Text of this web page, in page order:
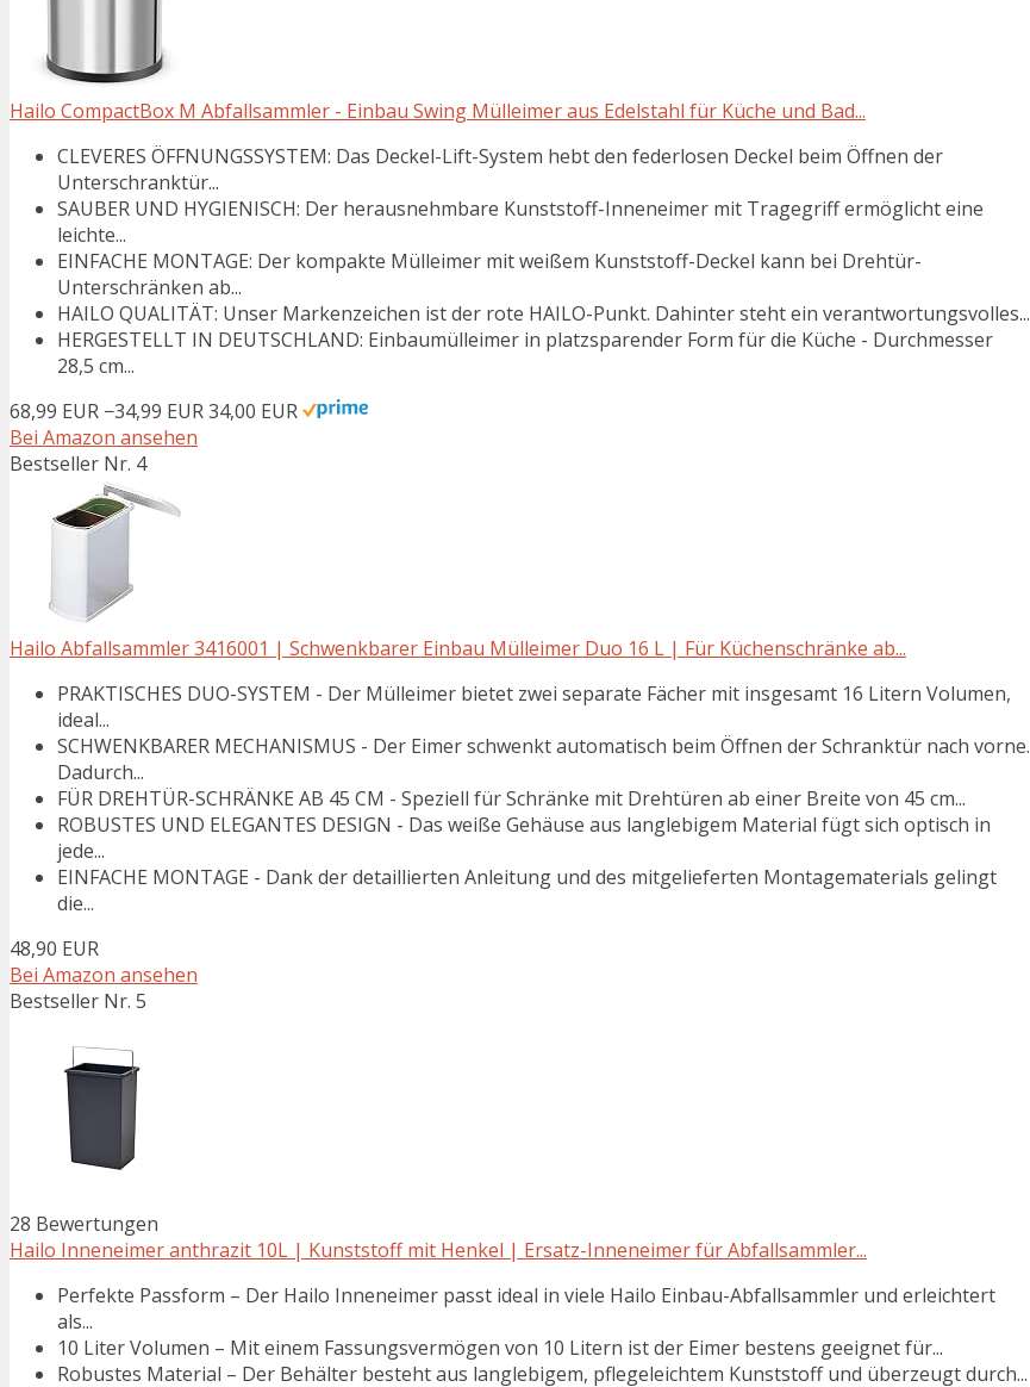
Hailo CompactBox M Abfallsammler - Einbau Swing Mülleimer aus Edelstahl für Küche und Bad...
CLEVERES ÖFFNUNGSSYSTEM: Das Deckel-Lift-System hebt den federlosen Deckel beim Öffnen der
Unterschranktür...
SAUBER UND HYGIENISCH: Der herausnehmbare Kunststoff-Inneneimer mit Tragegriff ermöglicht eine
leichte...
EINFACHE MONTAGE: Der kompakte Mülleimer mit weißem Kunststoff-Deckel kann bei Drehtür-
Unterschränken ab...
HAILO QUALITÄT: Unser Markenzeichen ist der rote HAILO-Punkt. Dahinter steht ein verantwortungsvolles...
HERGESTELLT IN DEUTSCHLAND: Einbaumülleimer in platzsparender Form für die Küche - Durchmesser
28,5 cm...
68,99 EUR −34,99 EUR34,00 EUR
Bei Amazon ansehen
Bestseller Nr. 4
Hailo Abfallsammler 3416001 | Schwenkbarer Einbau Mülleimer Duo 16 L | Für Küchenschränke ab...
PRAKTISCHES DUO-SYSTEM - Der Mülleimer bietet zwei separate Fächer mit insgesamt 16 Litern Volumen,
ideal...
SCHWENKBARER MECHANISMUS - Der Eimer schwenkt automatisch beim Öffnen der Schranktür nach vorne.
Dadurch...
FÜR DREHTÜR-SCHRÄNKE AB 45 CM - Speziell für Schränke mit Drehtüren ab einer Breite von 45 cm...
ROBUSTES UND ELEGANTES DESIGN - Das weiße Gehäuse aus langlebigem Material fügt sich optisch in
jede...
EINFACHE MONTAGE - Dank der detaillierten Anleitung und des mitgelieferten Montagematerials gelingt
die...
48,90 EUR
Bei Amazon ansehen
Bestseller Nr. 5
28 Bewertungen
Hailo Inneneimer anthrazit 10L | Kunststoff mit Henkel | Ersatz-Inneneimer für Abfallsammler...
Perfekte Passform – Der Hailo Inneneimer passt ideal in viele Hailo Einbau-Abfallsammler und erleichtert
als...
10 Liter Volumen – Mit einem Fassungsvermögen von 10 Litern ist der Eimer bestens geeignet für...
Robustes Material – Der Behälter besteht aus langlebigem, pflegeleichtem Kunststoff und überzeugt durch...